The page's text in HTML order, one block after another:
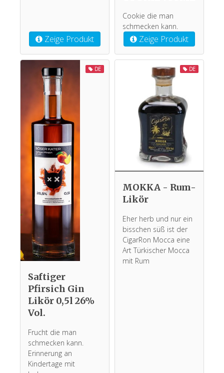
Zeige Produkt
Cookie die man
schmecken kann.
Zeige Produkt
DE
Saftiger
Pfirsich Gin
Likör 0,5l 26%
Vol.
Frucht die man
schmecken kann.
Erinnerung an
Kindertage mit
DE
MOKKA - Rum-
Likör
Eher herb und nur ein
bisschen süß ist der
CigarRon Mocca eine
Art Türkischer Mocca
mit Rum